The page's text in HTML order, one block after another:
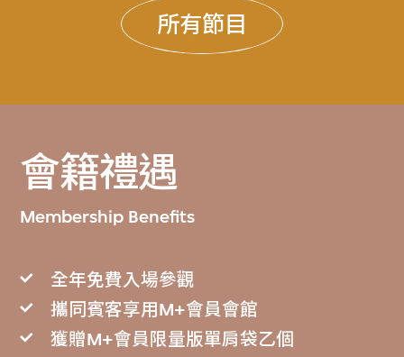
所有節目
會籍禮遇
Membership Benefits
全年免費入場參觀
攜同賓客享用M+會員會館
獲贈M+會員限量版單肩袋乙個